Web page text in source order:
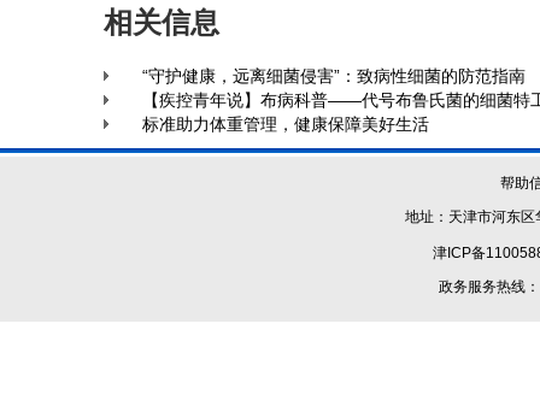
相关信息
“守护健康，远离细菌侵害”：致病性细菌的防范指南
【疾控青年说】布病科普——代号布鲁氏菌的细菌特
标准助力体重管理，健康保障美好生活
帮助
地址：天津市河
津ICP备
政务服务热线